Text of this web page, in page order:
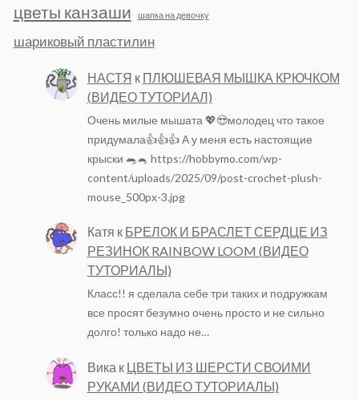
цветы канзаши шапка на девочку
шариковый пластилин
НАСТЯ к ПЛЮШЕВАЯ МЫШКА КРЮЧКОМ
(ВИДЕО ТУТОРИАЛ)
Очень милые мышата 💖😍молодец что такое
придумала👍👍👍 А у меня есть настоящие
крыски 🐀🐁 https://hobbymo.com/wp-
content/uploads/2025/09/post-crochet-plush-
mouse_500px-3.jpg
Катя к БРЕЛОК И БРАСЛЕТ СЕРДЦЕ ИЗ
РЕЗИНОК RAINBOW LOOM (ВИДЕО
ТУТОРИАЛЫ)
Класс!! я сделала себе три таких и подружкам
все просят безумно очень просто и не сильно
долго! только надо не…
Вика к ЦВЕТЫ ИЗ ШЕРСТИ СВОИМИ
РУКАМИ (ВИДЕО ТУТОРИАЛЫ)